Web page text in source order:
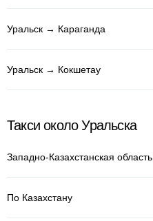
Уральск → Караганда
Уральск → Кокшетау
Такси около Уральска
Западно-Казахстанская область
По Казахстану